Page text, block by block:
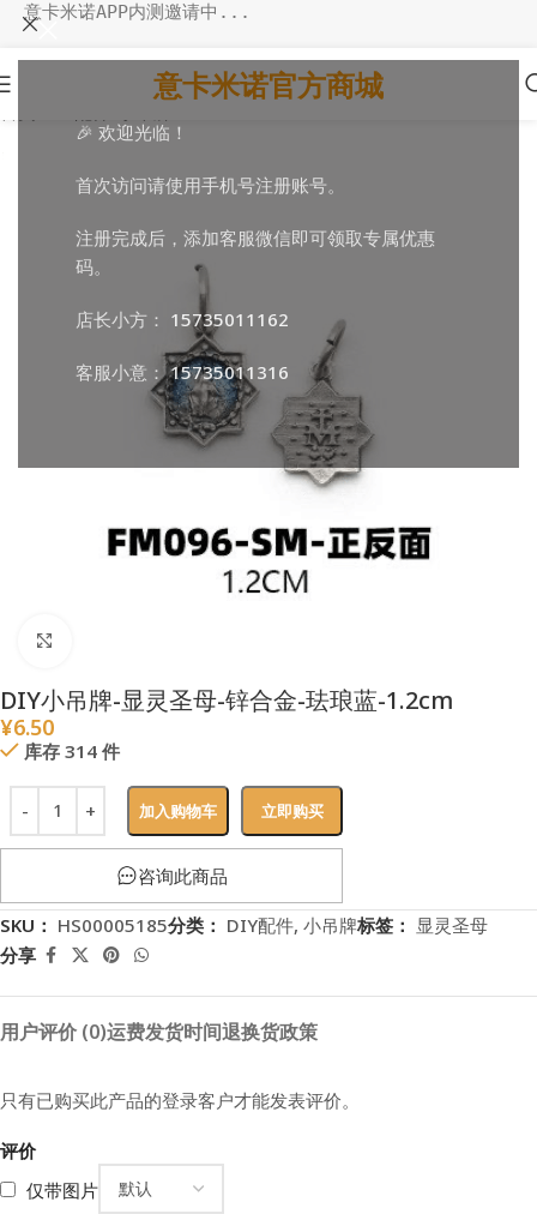
🎉 欢迎光临！
首次访问请使用手机号注册账号。
注册完成后，添加客服微信即可领取专属优惠
码。
店长小方： 15735011162
客服小意：15735011316
意卡米诺APP内测邀请中...
意卡米诺官方商城
DIY小吊牌-显灵圣母-锌合金-珐琅蓝-1.2cm
¥6.50
库存 314 件
加入购物车 立即购买
咨询此商品
SKU： HS00005185分类： DIY配件, 小吊牌标签： 显灵圣母
分享
用户评价 (0)运费发货时间退换货政策
评价
仅带图片
只有已购买此产品的登录客户才能发表评价。